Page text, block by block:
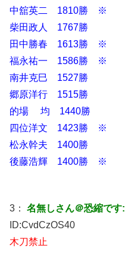
中舘英二 1810勝 ※
柴田政人 1767勝
田中勝春 1613勝 ※
福永祐一 1586勝 ※
南井克巳 1527勝
郷原洋行 1515勝
的場 均 1440勝
四位洋文 1423勝 ※
松永幹夫 1400勝
後藤浩輝 1400勝 ※
3： 名無しさん＠恐縮です:
ID:CvdCzOS40
木刀禁止